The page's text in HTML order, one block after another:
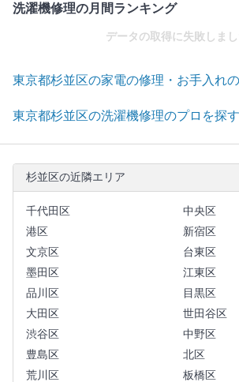
洗濯機修理の月間ランキング
データの取得に失敗しまし
東京都杉並区の家電の修理・お手入れ
東京都杉並区の洗濯機修理のプロを探す
杉並区の近隣エリア
千代田区
中央区
港区
新宿区
文京区
台東区
墨田区
江東区
品川区
目黒区
大田区
世田谷区
渋谷区
中野区
豊島区
北区
荒川区
板橋区